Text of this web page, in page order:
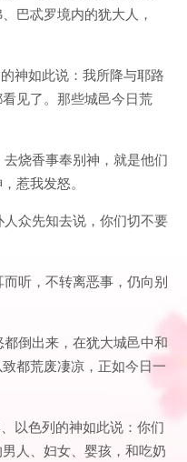
巴忒罗境内的犹大人，
神如此说：我所降与耶路
见了。那些城邑今日荒
烧香事奉别神，就是他们
惹我发怒。
众先知去说，你们切不要
听，不转离恶事，仍向别
倒出来，在犹大城邑中和
都荒废凄凉，正如今日一
以色列的神如此说：你们
人、妇女、婴孩，和吃奶